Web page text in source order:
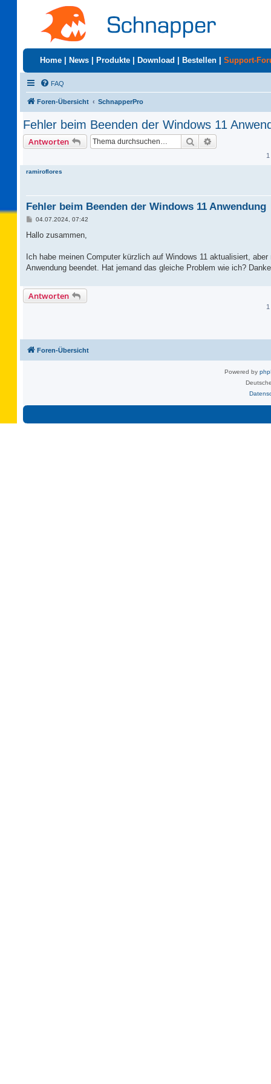
Home News Produkte Download Bestellen Support-
FAQ
Foren-Übersicht SchnapperPro
Fehler beim Beenden der Windows 11
Antworten Suche
ramiroflores
Fehler beim Beenden der Windows 11 Anwendung
B
i
a
04.07.2024, 07:42
Hallo zusammen,
Ich habe meinen Computer kürzlich auf Windows 11 aktualisiert,
Anwendung beendet. Hat jemand das gleiche Problem wie ich?
Antworten
Foren-Übersicht
Powered by